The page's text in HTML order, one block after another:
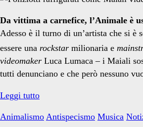
Da vittima a carnefice, l’Animale è
Adesso è il turno di un’artista che si è
essere una rockstar milionaria e
videomaker Luca Lumaca – i Maiali
tutti denunciano e che però nessuno
Leggi tuttoI
Gianna
Animalismo Antispecismo Musica